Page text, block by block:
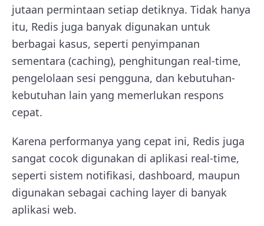
jutaan permintaan setiap detiknya. Tidak hanya
itu, Redis juga banyak digunakan untuk
berbagai kasus, seperti penyimpanan
sementara (caching), penghitungan real-time,
pengelolaan sesi pengguna, dan kebutuhan-
kebutuhan lain yang memerlukan respons
cepat.
Karena performanya yang cepat ini, Redis juga
sangat cocok digunakan di aplikasi real-time,
seperti sistem notifikasi, dashboard, maupun
digunakan sebagai caching layer di banyak
aplikasi web.